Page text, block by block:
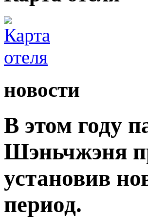
новости
В этом году
Шэньчжэня
установив
период.